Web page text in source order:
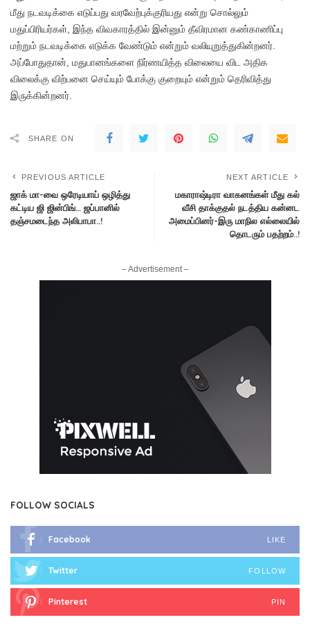
மீது நடவடிக்கை எடுப்பது வரவேற்புக்குரியது என்று சொல்லும்
மதுப்பிரியர்கள், இந்த விவகாரத்தில் இன்னும் தீவிரமான கண்காணிப்பு
மற்றும் நடவடிக்கை எடுக்க வேண்டும் என்றும் வலியுறுத்துகின்றனர்.
அப்போதுதான், மதுபானங்களை நிர்ணயித்த விலையை விட அதிக
விலைக்கு விற்பனை செய்யும் போக்கு குறையும் என்றும் தெரிவித்து
இருக்கின்றனர்.
SHARE ON
PREVIOUS ARTICLE
ஜாக் மா-வை ஒரேடியாய் ஒழித்து
கட்டிய ஜி ஜின்பிங்… ஜப்பானில்
தஞ்சமடைந்த அலிபாபா..!
NEXT ARTICLE
மகாராஷ்டிரா வாகனங்கள் மீது கல்
வீசி தாக்குதல் நடத்திய கன்னட
அமைப்பினர்-இரு மாநில எல்லையில்
தொடரும் பதற்றம்..!
– Advertisement –
FOLLOW SOCIALS
Facebook LIKE
Twitter FOLLOW
Pinterest PIN